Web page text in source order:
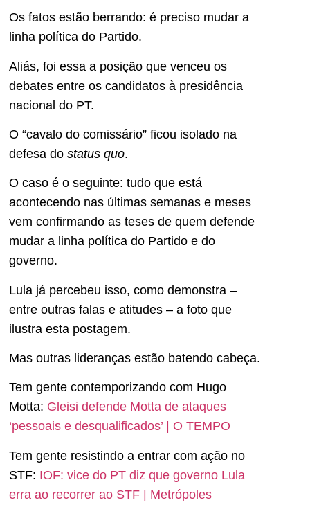
Os fatos estão berrando: é preciso mudar a
linha política do Partido.
Aliás, foi essa a posição que venceu os
debates entre os candidatos à presidência
nacional do PT.
O “cavalo do comissário” ficou isolado na
defesa do status quo.
O caso é o seguinte: tudo que está
acontecendo nas últimas semanas e meses
vem confirmando as teses de quem defende
mudar a linha política do Partido e do
governo.
Lula já percebeu isso, como demonstra –
entre outras falas e atitudes – a foto que
ilustra esta postagem.
Mas outras lideranças estão batendo cabeça.
Tem gente contemporizando com Hugo
Motta: Gleisi defende Motta de ataques
‘pessoais e desqualificados’ | O TEMPO
Tem gente resistindo a entrar com ação no
STF: IOF: vice do PT diz que governo Lula
erra ao recorrer ao STF | Metrópoles